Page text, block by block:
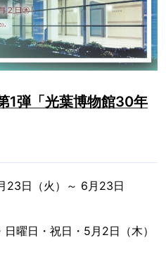
1弾「光葉博物館30年
（火）～ 6月23日
日・5月2日（木）